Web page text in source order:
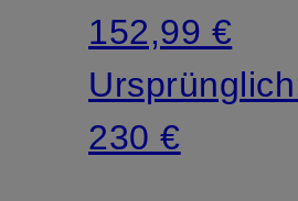
152,99 €
230 €